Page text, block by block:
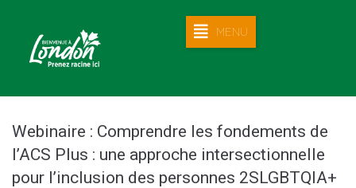
MENU
Webinaire : Comprendre les fondements de
l’ACS Plus : une approche intersectionnelle
pour l’inclusion des personnes 2SLGBTQIA+